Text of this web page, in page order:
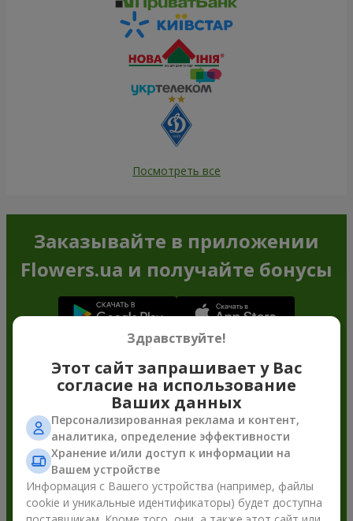
Посмотреть все
Заказывайте в приложении
Flowers.ua и получайте бонусы
Здравствуйте!
Этот сайт запрашивает у Вас
согласие на использование
Ваших данных
Персонализированная реклама и контент,
аналитика, определение эффективности
Хранение и/или доступ к информации на
Вашем устройстве
Информация с Вашего устройства (например, файлы
cookie и уникальные идентификаторы) будет доступна